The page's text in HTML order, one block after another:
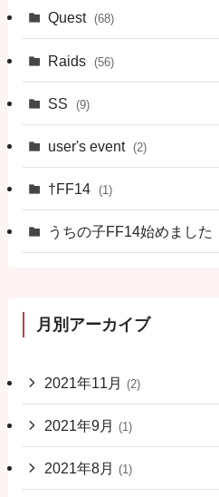
Quest (68)
Raids (56)
SS (9)
user's event (2)
†FF14 (1)
うちの子FF14始めました
月別アーカイブ
2021年11月 (2)
2021年9月 (1)
2021年8月 (1)